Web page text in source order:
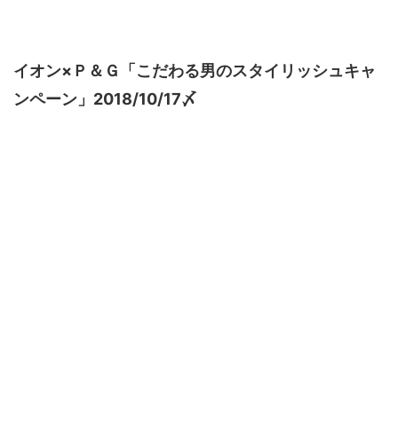
イオン×Ｐ＆Ｇ「こだわる男のスタイリッシュキャ
ンペーン」2018/10/17〆